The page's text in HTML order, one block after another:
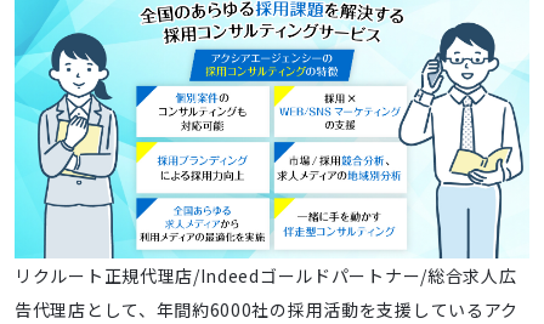
リクルート正規代理店/Indeedゴールドパートナー/総合求人広
告代理店として、年間約6000社の採用活動を支援しているアク